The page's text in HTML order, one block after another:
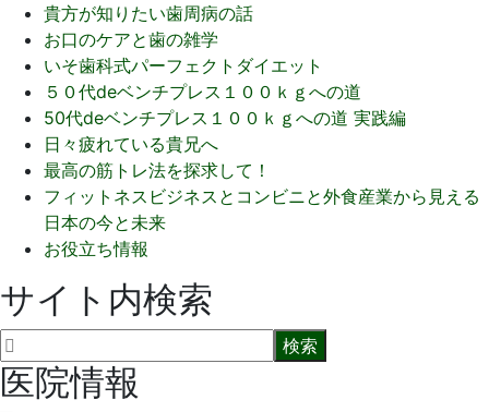
貴方が知りたい歯周病の話
お口のケアと歯の雑学
いそ歯科式パーフェクトダイエット
５０代deベンチプレス１００ｋｇへの道
50代deベンチプレス１００ｋｇへの道 実践編
日々疲れている貴兄へ
最高の筋トレ法を探求して！
フィットネスビジネスとコンビニと外食産業から見える
日本の今と未来
お役立ち情報
サイト内検索
医院情報